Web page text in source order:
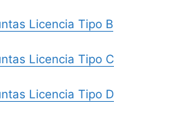
Licencia Tipo B
Licencia Tipo C
Licencia Tipo D